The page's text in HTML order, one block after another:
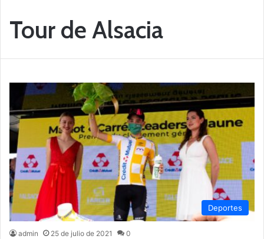
Tour de Alsacia
Deportes
admin 25 de julio de 2021 0